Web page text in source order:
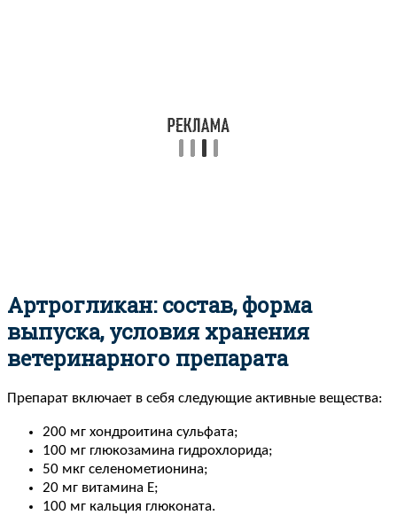
Артрогликан: состав, форма
выпуска, условия хранения
ветеринарного препарата
Препарат включает в себя следующие активные вещества:
200 мг хондроитина сульфата;
100 мг глюкозамина гидрохлорида;
50 мкг селенометионина;
20 мг витамина Е;
100 мг кальция глюконата.